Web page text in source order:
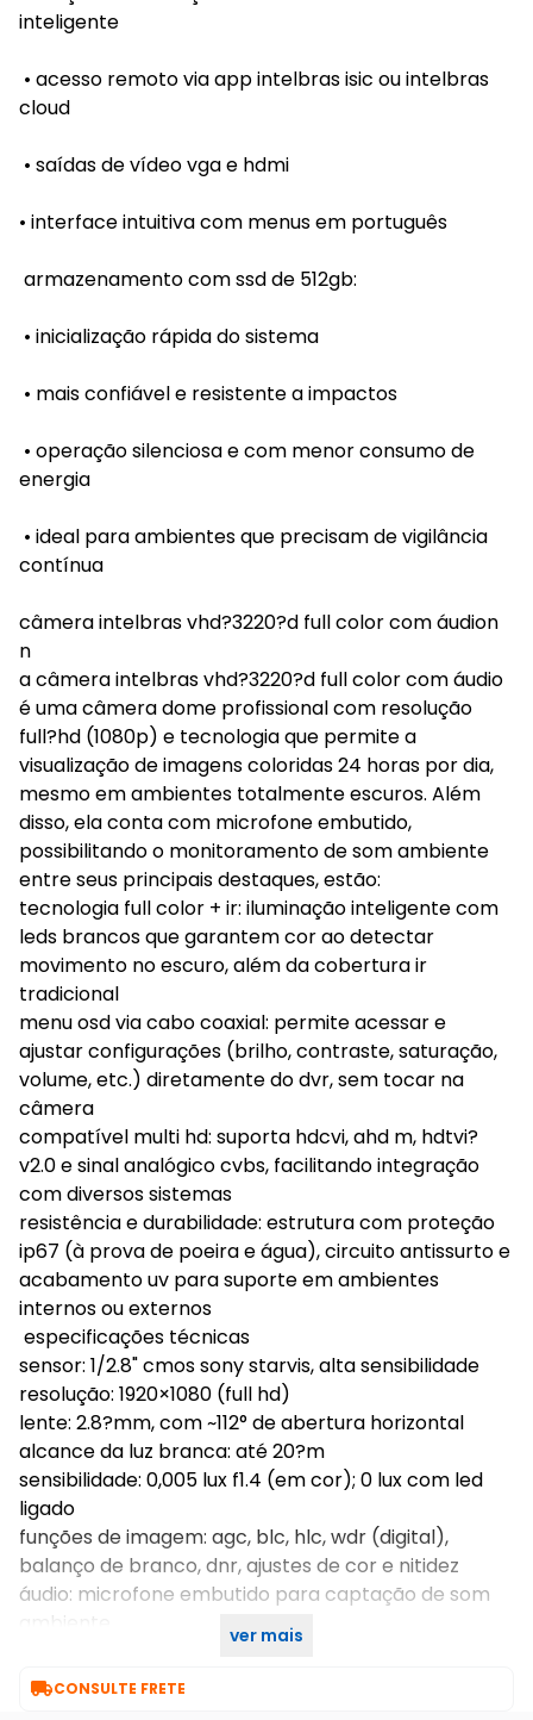
inteligente
• acesso remoto via app intelbras isic ou intelbras
cloud
• saídas de vídeo vga e hdmi
• interface intuitiva com menus em português
armazenamento com ssd de 512gb:
• inicialização rápida do sistema
• mais confiável e resistente a impactos
• operação silenciosa e com menor consumo de
energia
• ideal para ambientes que precisam de vigilância
contínua
câmera intelbras vhd?3220?d full color com áudion
n
a câmera intelbras vhd?3220?d full color com áudio
é uma câmera dome profissional com resolução
full?hd (1080p) e tecnologia que permite a
visualização de imagens coloridas 24 horas por dia,
mesmo em ambientes totalmente escuros. Além
disso, ela conta com microfone embutido,
possibilitando o monitoramento de som ambiente
entre seus principais destaques, estão:
tecnologia full color + ir: iluminação inteligente com
leds brancos que garantem cor ao detectar
movimento no escuro, além da cobertura ir
tradicional
menu osd via cabo coaxial: permite acessar e
ajustar configurações (brilho, contraste, saturação,
volume, etc.) diretamente do dvr, sem tocar na
câmera
compatível multi hd: suporta hdcvi, ahd m, hdtvi?
v2.0 e sinal analógico cvbs, facilitando integração
com diversos sistemas
resistência e durabilidade: estrutura com proteção
ip67 (à prova de poeira e água), circuito antissurto e
acabamento uv para suporte em ambientes
internos ou externos
especificações técnicas
sensor: 1/2.8" cmos sony starvis, alta sensibilidade
resolução: 1920×1080 (full hd)
lente: 2.8?mm, com ~112° de abertura horizontal
alcance da luz branca: até 20?m
sensibilidade: 0,005 lux f1.4 (em cor); 0 lux com led
ligado
funções de imagem: agc, blc, hlc, wdr (digital),
balanço de branco, dnr, ajustes de cor e nitidez
áudio: microfone embutido para captação de som
ambiente
ver mais
CONSULTE FRETE